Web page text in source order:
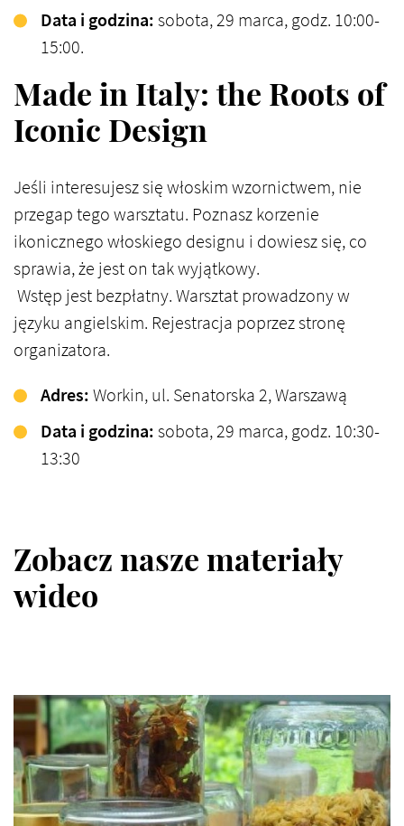
Data i godzina:sobota, 29 marca, godz. 10:00-
15:00​.
Made in Italy: the Roots of
Iconic Design
Jeśli interesujesz się włoskim wzornictwem, nie
przegap tego warsztatu. Poznasz korzenie
ikonicznego włoskiego designu i dowiesz się, co
sprawia, że jest on tak wyjątkowy.​
Wstęp jestbezpłatny. Warsztat prowadzony w
języku angielskim. Rejestracja poprzez stronę
organizatora.
Adres:Workin, ul. Senatorska 2, Warszawa​
Data i godzina:sobota, 29 marca, godz. 10:30-
13:30​
Zobacz nasze materiały
wideo